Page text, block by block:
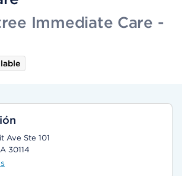
Immediate Care -
Ave Ste 101
30114